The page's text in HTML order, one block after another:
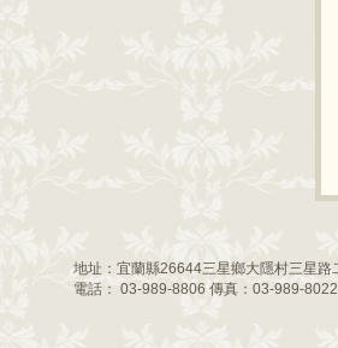
地址：宜蘭縣26644三星鄉大隱村三星路
電話： 03-989-8806 傳真：03-989-8022